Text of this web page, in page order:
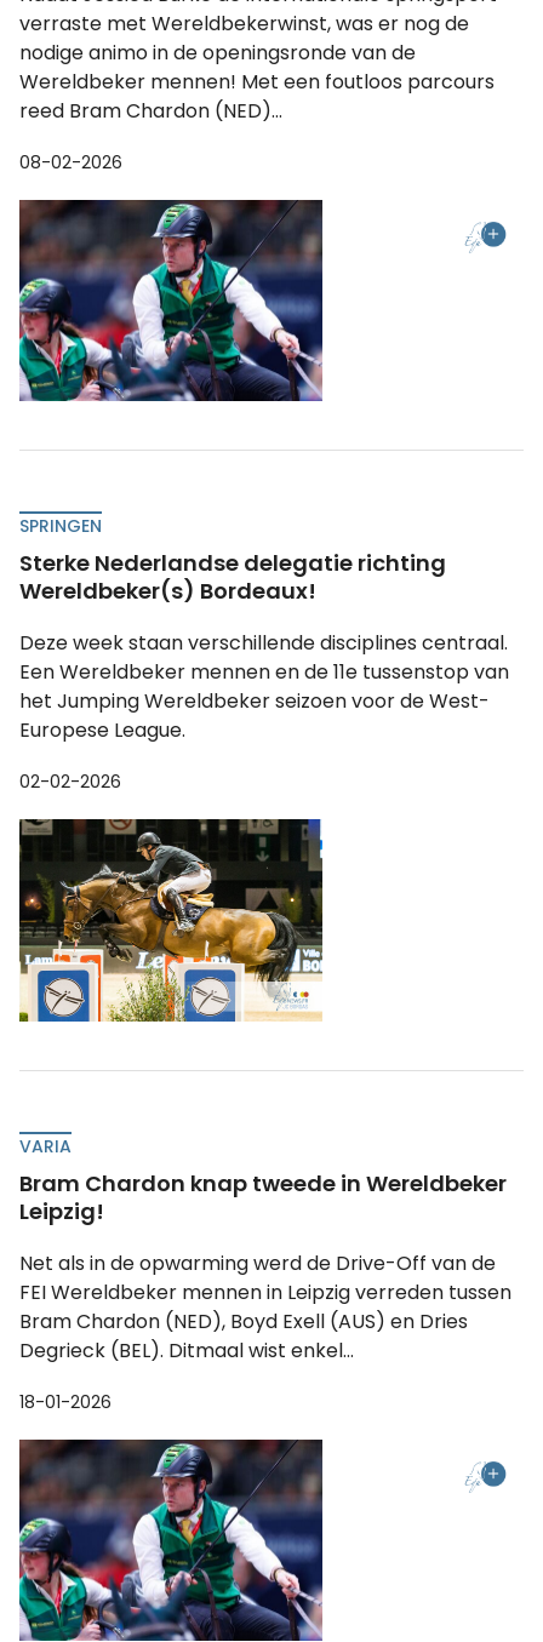
verraste met Wereldbekerwinst, was er nog de
nodige animo in de openingsronde van de
Wereldbeker mennen! Met een foutloos parcours
reed Bram Chardon (NED)...
08-02-2026
SPRINGEN
Sterke Nederlandse delegatie richting
Wereldbeker(s) Bordeaux!
Deze week staan verschillende disciplines centraal.
Een Wereldbeker mennen en de 11e tussenstop van
het Jumping Wereldbeker seizoen voor de West-
Europese League.
02-02-2026
VARIA
Bram Chardon knap tweede in Wereldbeker
Leipzig!
Net als in de opwarming werd de Drive-Off van de
FEI Wereldbeker mennen in Leipzig verreden tussen
Bram Chardon (NED), Boyd Exell (AUS) en Dries
Degrieck (BEL). Ditmaal wist enkel...
18-01-2026